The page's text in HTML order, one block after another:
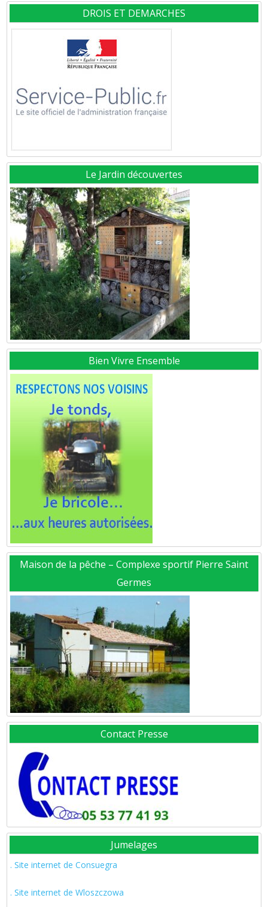
DROIS ET DEMARCHES
Le Jardin découvertes
Bien Vivre Ensemble
Maison de la pêche – Complexe sportif Pierre Saint
Germes
Contact Presse
Jumelages
. Site internet de Consuegra
. Site internet de Wloszczowa